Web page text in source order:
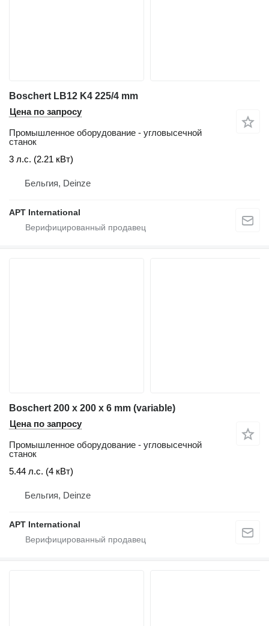
Boschert LB12 K4 225/4 mm
Цена по запросу
Промышленное оборудование - угловысечной
станок
3 л.с. (2.21 кВт)
Бельгия, Deinze
APT International
Boschert 200 x 200 x 6 mm (variable)
Цена по запросу
Промышленное оборудование - угловысечной
станок
5.44 л.с. (4 кВт)
Бельгия, Deinze
APT International